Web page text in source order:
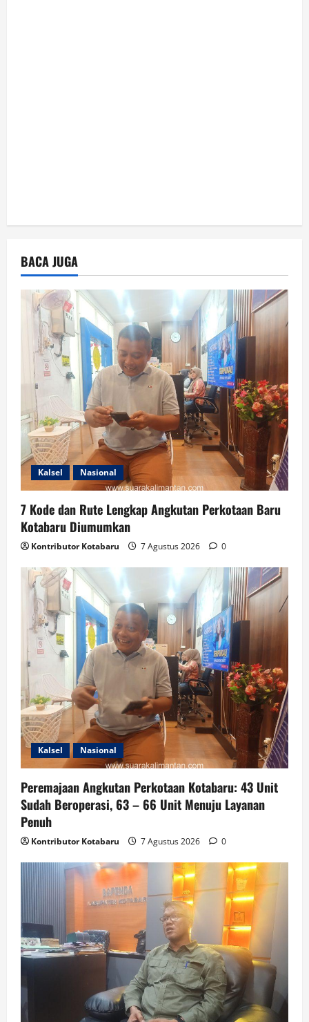
BACA JUGA
Kalsel Nasional
7 Kode dan Rute Lengkap Angkutan Perkotaan Baru
Kotabaru Diumumkan
Kontributor Kotabaru 7 Agustus 2026 0
Kalsel Nasional
Peremajaan Angkutan Perkotaan Kotabaru: 43 Unit
Sudah Beroperasi, 63 – 66 Unit Menuju Layanan
Penuh
Kontributor Kotabaru 7 Agustus 2026 0